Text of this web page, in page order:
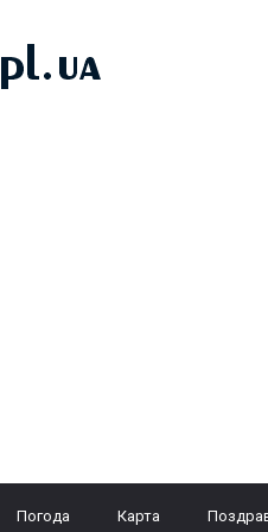
Погода Карта